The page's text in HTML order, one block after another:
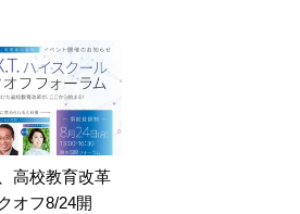
高校教育改革
オフ8/24開